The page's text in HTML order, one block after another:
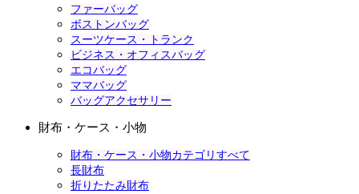
ファーバッグ
ボストンバッグ
スーツケース・トランク
ビジネス・オフィスバッグ
エコバッグ
ママバッグ
バッグアクセサリー
財布・ケース・小物
財布・ケース・小物カテゴリすべて
長財布
折りたたみ財布